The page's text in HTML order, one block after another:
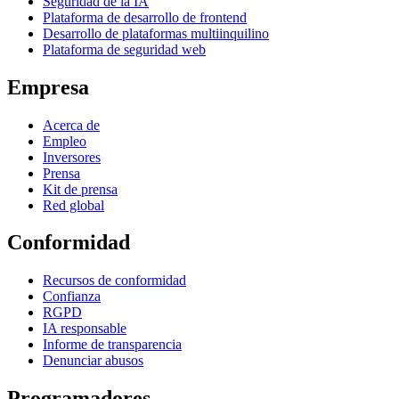
Plataforma de desarrollo de frontend
Desarrollo de plataformas multiinquilino
Plataforma de seguridad web
Empresa
Acerca de
Empleo
Inversores
Prensa
Kit de prensa
Red global
Conformidad
Recursos de conformidad
Confianza
RGPD
IA responsable
Informe de transparencia
Denunciar abusos